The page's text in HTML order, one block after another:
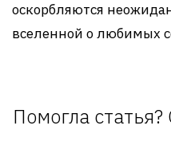
оскорбляются
вселенной о любимых
Помогла